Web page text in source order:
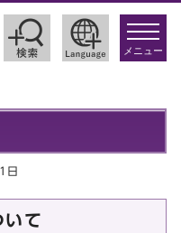
toggle
メニュー
日
いて